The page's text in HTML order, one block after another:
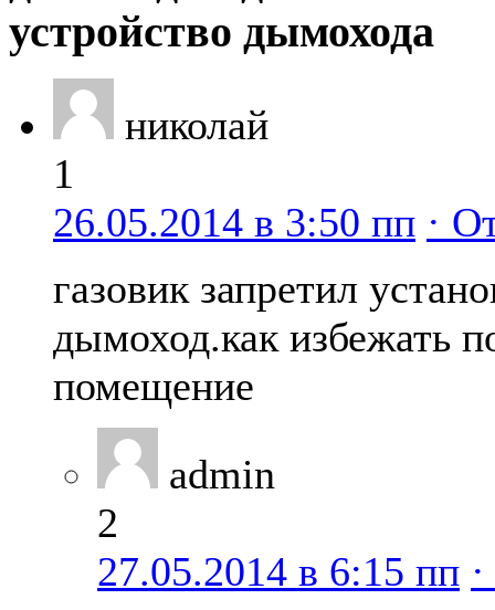
устройство дымохода
николай
1
26.05.2014 в 3:50 пп ·
газовик запретил
дымоход.как избежать
помещение
admin
2
27.05.2014 в 6:15 пп